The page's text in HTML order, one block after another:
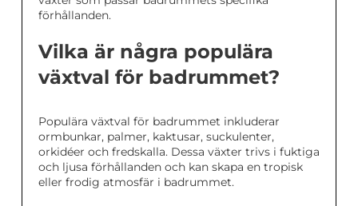
förhållanden.
Vilka är några populära
växtval för badrummet?
Populära växtval för badrummet inkluderar
ormbunkar, palmer, kaktusar, suckulenter,
orkidéer och fredskalla. Dessa växter trivs i fuktiga
och ljusa förhållanden och kan skapa en tropisk
eller frodig atmosfär i badrummet.